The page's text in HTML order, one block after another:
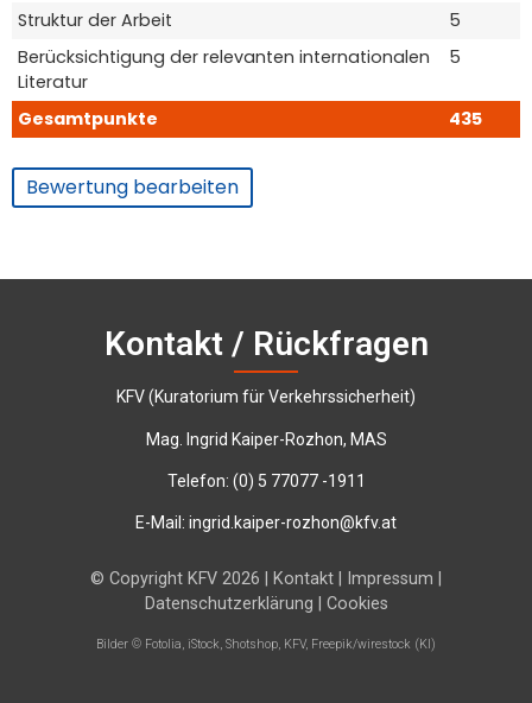
Gesamtpunkte 435
Struktur der Arbeit
5
Berücksichtigung der relevanten internationalen
Literatur
5
Bewertung bearbeiten
Kontakt / Rückfragen
KFV (Kuratorium für Verkehrssicherheit)
Mag. Ingrid Kaiper-Rozhon, MAS
Telefon: ‭(0) 5 77077 -1911‬
E-Mail: ingrid.kaiper-rozhon@kfv.at
© Copyright KFV 2026 | Kontakt Impressum
Datenschutzerklärung
Cookies
Bilder © Fotolia, iStock, Shotshop, KFV, Freepik/wirestock (KI)